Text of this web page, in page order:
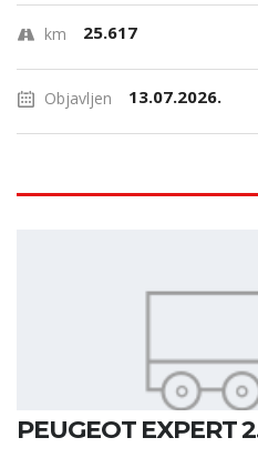
km 25.617
Objavljen 13.07.2026.
PEUGEOT EXPERT